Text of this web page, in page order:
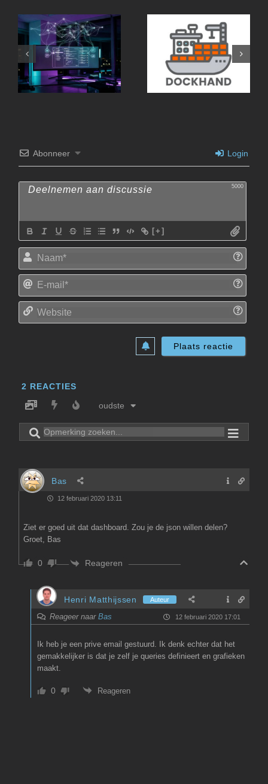
OpenClaw Architectuur
Abonneer Login
5000
[+]
E-
2 REACTIES
oudste
Bas
12 februari 2020 13:11
Ziet er goed uit dat dashboard. Zou je de json willen delen?
Groet, Bas
0 Reageren
Henri Matthijssen Auteur
Reageer naar Bas 12 februari 2020 17:01
Ik heb je een prive email gestuurd. Ik denk echter dat het
gemakkelijker is dat je zelf je queries definieert en grafieken
maakt.
0 Reageren